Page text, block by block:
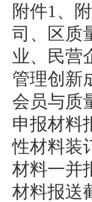
附件1、
司、区质
业、民营
管理创新
会员与质
申报材料
性材料装
材料一并
材料报送